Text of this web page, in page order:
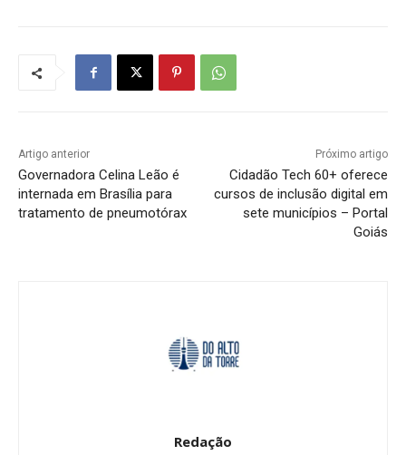
Artigo anterior
Governadora Celina Leão é
internada em Brasília para
tratamento de pneumotórax
Próximo artigo
Cidadão Tech 60+ oferece
cursos de inclusão digital em
sete municípios – Portal
Goiás
Redação